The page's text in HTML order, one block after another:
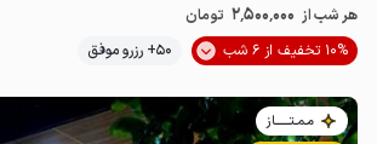
هر شب از 2٬500٬000 تومان
10% تخفیف از 6 شب
50+ رزرو موفق
مـمـتــــــاز